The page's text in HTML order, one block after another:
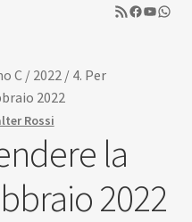
menu
RSS FeedFacebook
C/ 2022 / 4. Per
2022
Rossi
la
2022